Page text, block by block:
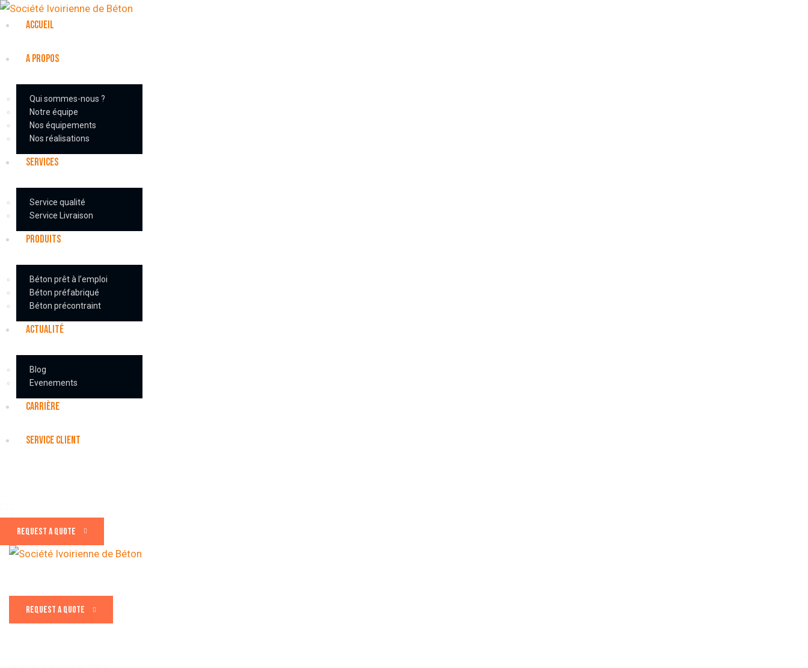
ACCUEIL
A PROPOS
Qui sommes-nous ?
Notre équipe
Nos équipements
Nos réalisations
SERVICES
Service qualité
Service Livraison
PRODUITS
Béton prêt à l’emploi
Béton préfabriqué
Béton précontraint
ACTUALITÉ
Blog
Evenements
CARRIÈRE
SERVICE CLIENT
REQUEST A QUOTE
REQUEST A QUOTE